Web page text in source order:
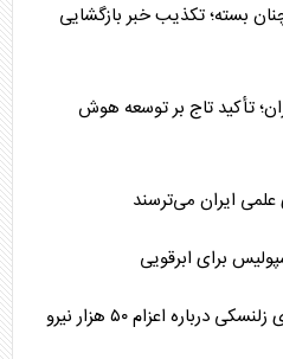
بسته؛ تکذیب خبر بازگشایی
تأکید تاج بر توسعه هوش
ایران می‌ترسند
برای ابرقویی
اعزام ۵۰ هزار نیرو